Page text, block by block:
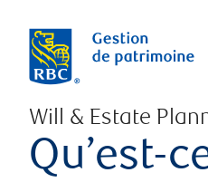
Will & Estate
Qu’est-